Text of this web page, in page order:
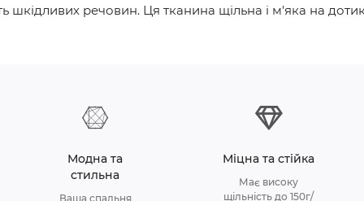
речовин. Ця тканина щільна і м'яка на дотик,
Модна та
стильна
Ваша спальня
Міцна та стійка
Має високу
щільність до 150г/